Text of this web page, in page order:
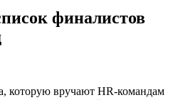
финалистов
которую вручают HR-командам